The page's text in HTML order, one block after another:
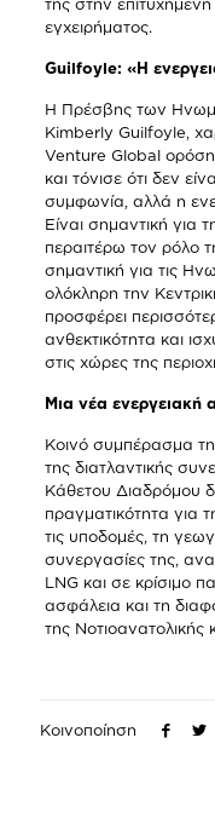
της στην
εγχειρήματος.
Guilfoyle: «Η
Η Πρέσβης των
Kimberly Guilfoyle,
Venture Global
και τόνισε ότι δεν
συμφωνία, αλλά η
Είναι σημαντική για
περαιτέρω τον ρόλο
σημαντική για τις
ολόκληρη την
προσφέρει
ανθεκτικότητα και
στις χώρες της
Μια νέα ενεργειακή
Κοινό συμπέρασμα
της διατλαντικής
Κάθετου Διαδρόμου
πραγματικότητα για
τις υποδομές, τη
συνεργασίες της,
LNG και σε κρίσιμο
ασφάλεια και τη
της Νοτιοανατολικής
Κοινοποίηση